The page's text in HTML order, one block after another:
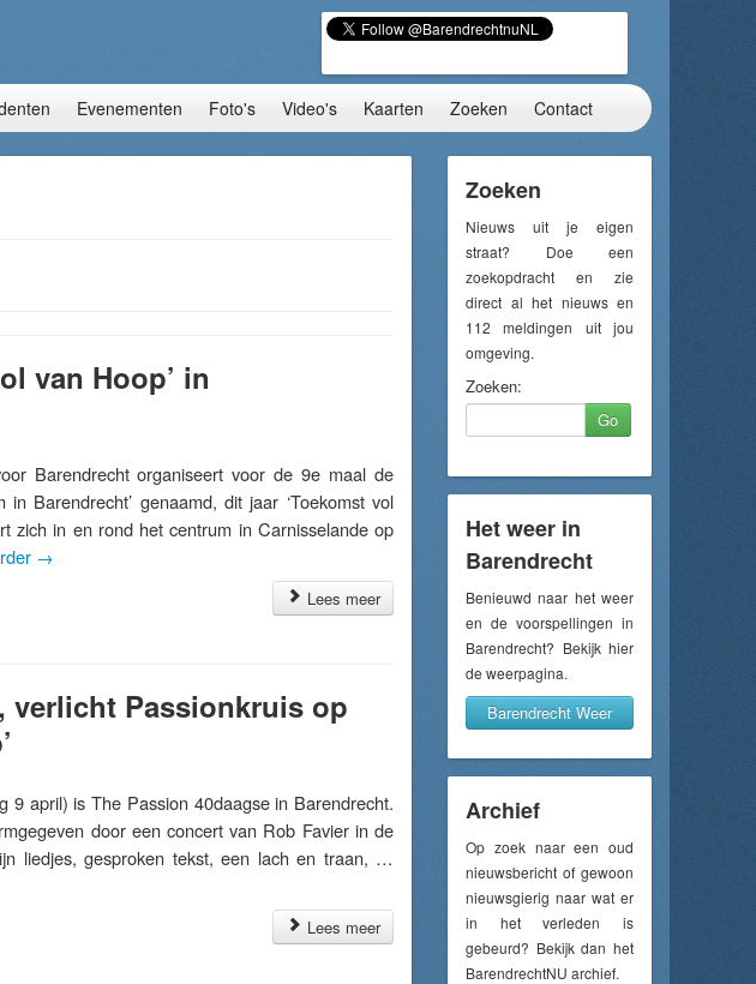
Evenementen Foto's Video's Kaarten Zoeken Contact
van Hoop’ in
Barendrecht organiseert voor de 9e maal de
in Barendrecht’ genaamd, dit jaar ‘Toekomst vol
zich in en rond het centrum in Carnisselande op
→
Lees meer
verlicht Passionkruis op
april) is The Passion 40daagse in Barendrecht.
door een concert van Rob Favier in de
liedjes, gesproken tekst, een lach en traan, …
Lees meer
Zoeken
Nieuws uit je eigen
straat? Doe een
zoekopdracht en zie
direct al het nieuws en
112 meldingen uit jou
omgeving.
Zoeken:
Go
Het weer in
Barendrecht
Benieuwd naar het weer
en de voorspellingen in
Barendrecht? Bekijk hier
de weerpagina.
Barendrecht Weer
Archief
Op zoek naar een oud
nieuwsbericht of gewoon
nieuwsgierig naar wat er
in het verleden is
gebeurd? Bekijk dan het
BarendrechtNU archief.